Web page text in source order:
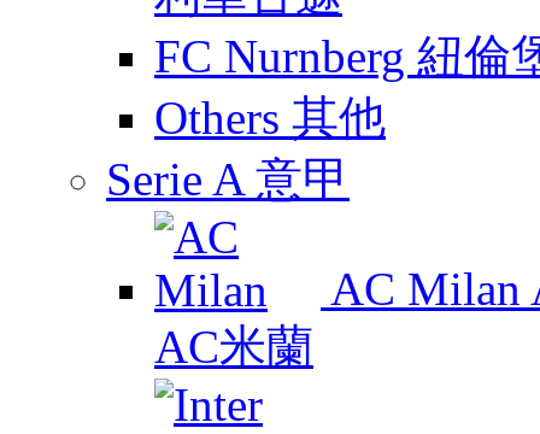
FC Nurnberg 紐倫
Others 其他
Serie A 意甲
AC Milan